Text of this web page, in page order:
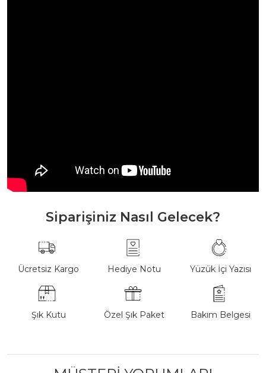
Siparişiniz Nasıl Gelecek?
Ücretsiz Kargo Hediye Notu Yüzük İçi Yazısı
Şık Kutu Özel Şık Paket Bakım Belgesi